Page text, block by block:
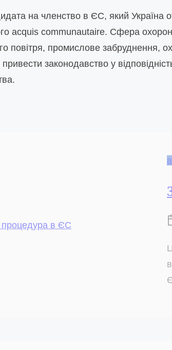
на членство в ЄС, який
acquis communautaire. Сфера
повітря, промислове забруднення,
законодавство у